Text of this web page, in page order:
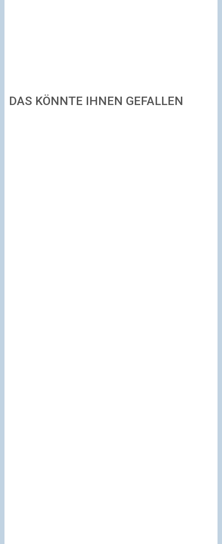
DAS KÖNNTE IHNEN GEFALLEN